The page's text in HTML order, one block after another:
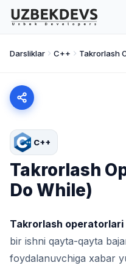
Darsliklar C++ Takrorlash
C++
Takrorlash
Do While)
Takrorlash
bir ishni qayta-qayta
foydalanuvchiga xabar